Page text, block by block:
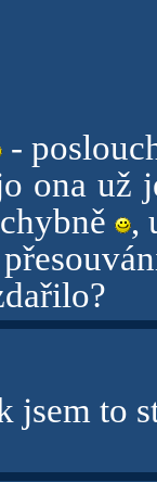
-
ona už
,
jsem to